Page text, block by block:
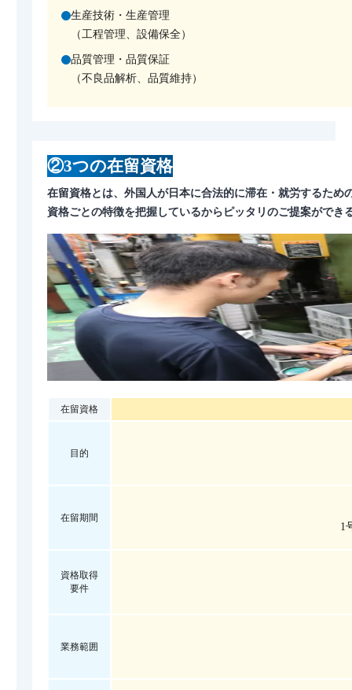
生産技術・生産管理
（工程管理、設備保全）
品質管理・品質保証
（不良品解析、品質維持）
②3つの在留資格
在留資格とは、外国人が日本に合法的に滞在・就労するため
資格ごとの特徴を把握しているからピッタリのご提案ができ
在留資格
目的
在留期間
1
資格取得
要件
業務範囲